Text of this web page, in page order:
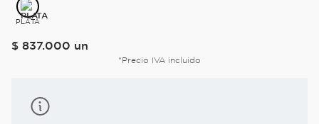
PLATA
$ 837.000 un
*Precio IVA incluido